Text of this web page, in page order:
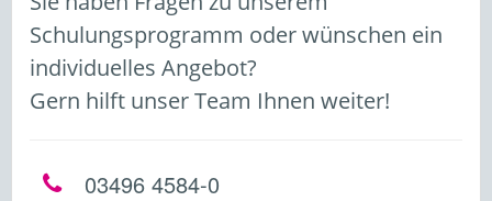
Schulungsprogramm oder wünschen ein
individuelles Angebot?
Gern hilft unser Team Ihnen weiter!
03496 4584-0